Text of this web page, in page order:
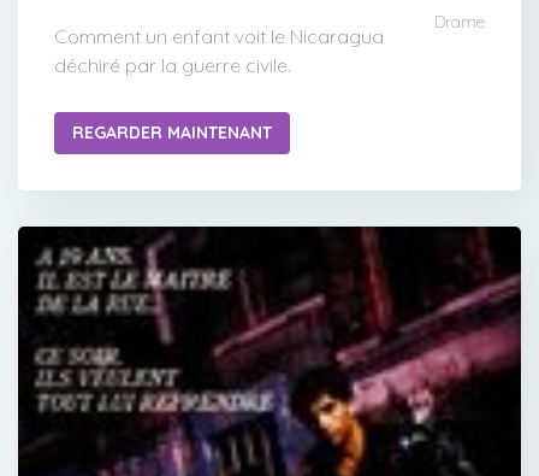
Drame
Comment un enfant voit le Nicaragua
déchiré par la guerre civile.
REGARDER MAINTENANT